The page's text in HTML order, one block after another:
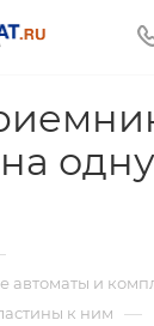
одну
автоматы и
к ним —